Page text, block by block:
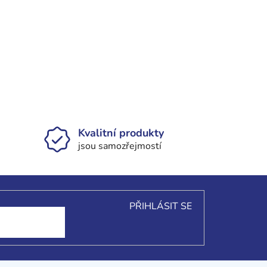
Kvalitní produkty
jsou samozřejmostí
PŘIHLÁSIT SE